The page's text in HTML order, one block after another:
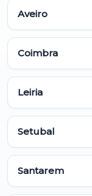
Aveiro
Coimbra
Leiria
Setubal
Santarem